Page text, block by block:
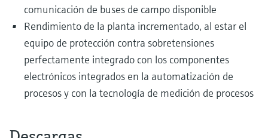
comunicación de buses de campo disponible
Rendimiento de la planta incrementado, al estar el
equipo de protección contra sobretensiones
perfectamente integrado con los componentes
electrónicos integrados en la automatización de
procesos y con la tecnología de medición de procesos